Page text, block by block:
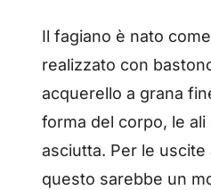
Il fagiano è nato
realizzato con
acquerello a grana
forma del corpo, le
asciutta. Per le uscite
questo sarebbe un